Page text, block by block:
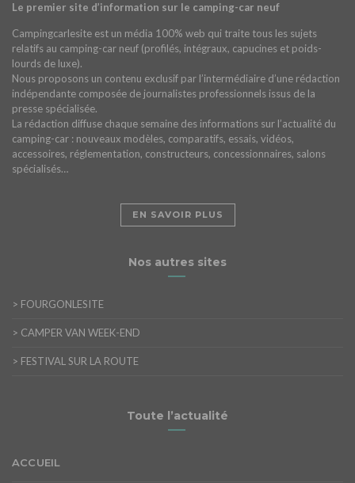
Le premier site d’information sur le camping-car neuf
Campingcarlesite est un média 100% web qui traite tous les sujets
relatifs au camping-car neuf (profilés, intégraux, capucines et poids-
lourds de luxe).
Nous proposons un contenu exclusif par l’intermédiaire d’une rédaction
indépendante composée de journalistes professionnels issus de la
presse spécialisée.
La rédaction diffuse chaque semaine des informations sur l’actualité du
camping-car : nouveaux modèles, comparatifs, essais, vidéos,
accessoires, réglementation, constructeurs, concessionnaires, salons
spécialisés…
EN SAVOIR PLUS
Nos autres sites
> FOURGONLESITE
> CAMPER VAN WEEK-END
> FESTIVAL SUR LA ROUTE
Toute l’actualité
ACCUEIL